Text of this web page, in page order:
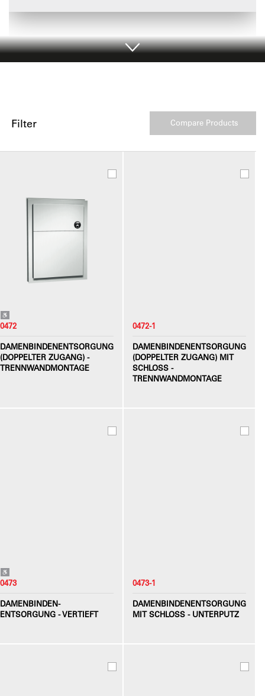
Filter
0472
DAMENBINDENENTSORGUNG
(DOPPELTER ZUGANG) -
TRENNWANDMONTAGE
0472-1
DAMENBINDENENTSORGUNG
(DOPPELTER ZUGANG) MIT
SCHLOSS -
TRENNWANDMONTAGE
0473
DAMENBINDEN-
ENTSORGUNG - VERTIEFT
0473-1
DAMENBINDENENTSORGUNG
MIT SCHLOSS - UNTERPUTZ